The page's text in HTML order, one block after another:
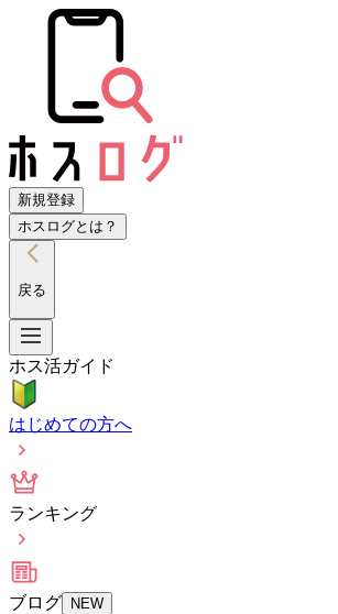
新規登録
ホスログとは？
戻る
ホス活ガイド
はじめての方へ
ランキング
ブログ NEW